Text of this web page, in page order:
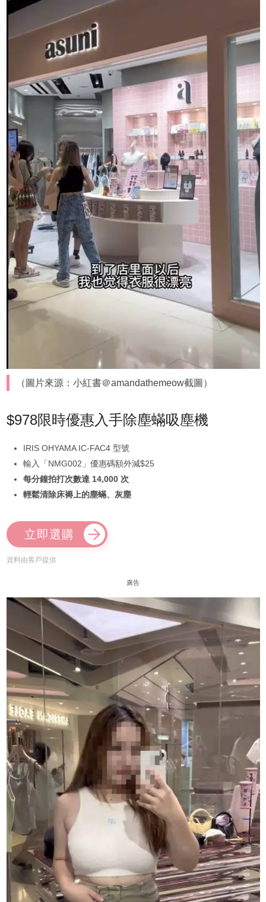
（圖片來源：小紅書＠amandathemeow截圖）
$978限時優惠入手除塵蟎吸塵機
IRIS OHYAMA IC-FAC4 型號
輸入「NMG002」優惠碼額外減$25
每分鐘拍打次數達 14,000 次
輕鬆清除床褥上的塵蟎、灰塵
立即選購
資料由客戶提供
廣告